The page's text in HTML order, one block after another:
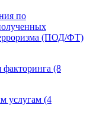
по
(ПОД/ФТ)
факторинга (8
услугам (4